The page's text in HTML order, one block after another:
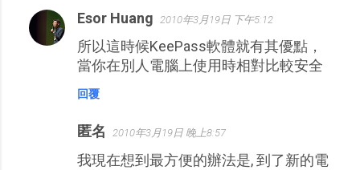
Esor Huang 2010年3月19日 下午5:12
所以這時候KeePass軟體就有其優點，
當你在別人電腦上使用時相對比較安全
回覆
匿名 2010年3月19日 晚上8:57
我現在想到最方便的辦法是, 到了新的電